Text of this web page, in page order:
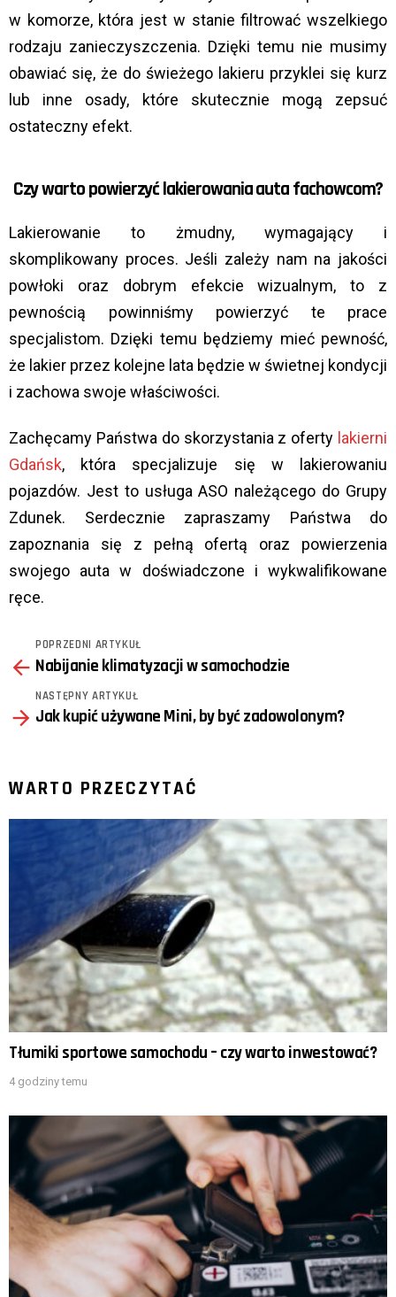
w komorze, która jest w stanie filtrować wszelkiego
rodzaju zanieczyszczenia. Dzięki temu nie musimy
obawiać się, że do świeżego lakieru przyklei się kurz
lub inne osady, które skutecznie mogą zepsuć
ostateczny efekt.
Czy warto powierzyć lakierowania auta fachowcom?
Lakierowanie to żmudny, wymagający i
skomplikowany proces. Jeśli zależy nam na jakości
powłoki oraz dobrym efekcie wizualnym, to z
pewnością powinniśmy powierzyć te prace
specjalistom. Dzięki temu będziemy mieć pewność,
że lakier przez kolejne lata będzie w świetnej kondycji
i zachowa swoje właściwości.
Zachęcamy Państwa do skorzystania z oferty lakierni
Gdańsk, która specjalizuje się w lakierowaniu
pojazdów. Jest to usługa ASO należącego do Grupy
Zdunek. Serdecznie zapraszamy Państwa do
zapoznania się z pełną ofertą oraz powierzenia
swojego auta w doświadczone i wykwalifikowane
ręce.
more
POPRZEDNI ARTYKUŁ
Nabijanie klimatyzacji w samochodzie
NASTĘPNY ARTYKUŁ
Jak kupić używane Mini, by być zadowolonym?
WARTO PRZECZYTAĆ
Tłumiki sportowe samochodu – czy warto inwestować?
4 godziny temu